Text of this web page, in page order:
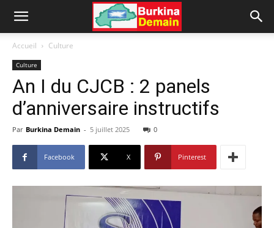
Accueil Culture
Culture
An I du CJCB : 2 panels
d’anniversaire instructifs
Par Burkina Demain - 5 juillet 2025 0
Facebook X Pinterest